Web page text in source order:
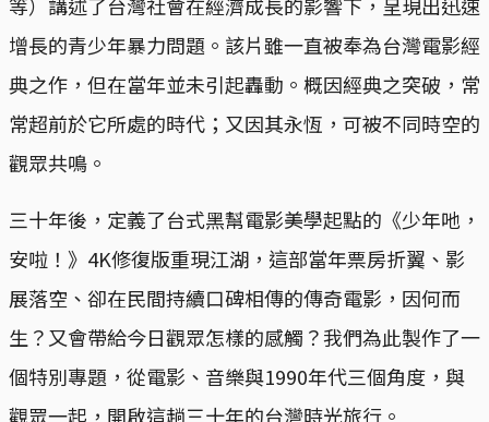
增長的青少年暴力問題。該片雖一直被奉為台灣電影經
典之作，但在當年並未引起轟動。概因經典之突破，常
常超前於它所處的時代；又因其永恆，可被不同時空的
觀眾共鳴。
三十年後，定義了台式黑幫電影美學起點的《少年吔，
安啦！》4K修復版重現江湖，這部當年票房折翼、影
展落空、卻在民間持續口碑相傳的傳奇電影，因何而
生？又會帶給今日觀眾怎樣的感觸？我們為此製作了一
個特別專題，從電影、音樂與1990年代三個角度，與
觀眾一起，開啟這趟三十年的台灣時光旅行。